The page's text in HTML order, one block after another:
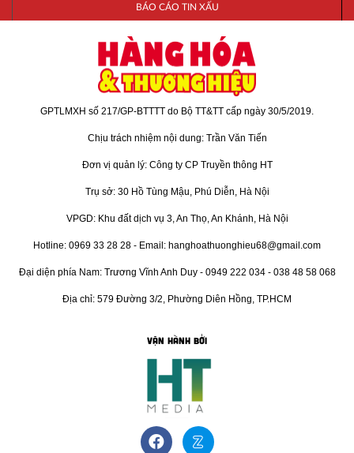
BÁO CÁO TIN XẤU
GPTLMXH số 217/GP-BTTTT do Bộ TT&TT cấp ngày 30/5/2019.
Chịu trách nhiệm nội dung: Trần Văn Tiến
Đơn vị quản lý: Công ty CP Truyền thông HT
Trụ sở: 30 Hồ Tùng Mậu, Phú Diễn, Hà Nội
VPGD: Khu đất dịch vụ 3, An Thọ, An Khánh, Hà Nội
Hotline: 0969 33 28 28 - Email: hanghoathuonghieu68@gmail.com
Đại diện phía Nam: Trương Vĩnh Anh Duy - 0949 222 034 - 038 48 58 068
Địa chỉ: 579 Đường 3/2, Phường Diên Hồng, TP.HCM
VẬN HÀNH BỞI